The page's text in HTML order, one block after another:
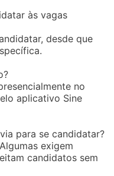
às vagas
desde que
no
aplicativo Sine
para se candidatar?
exigem
candidatos sem